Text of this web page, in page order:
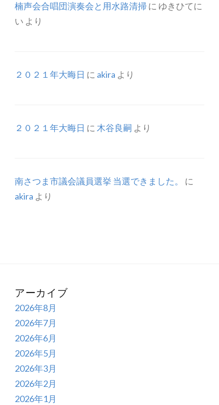
楠声会合唱団演奏会と用水路清掃 に ゆきひてに
い より
２０２１年大晦日 に akira より
２０２１年大晦日 に木谷良嗣 より
南さつま市議会議員選挙 当選できました。
に
akira より
アーカイブ
2026年8月
2026年7月
2026年6月
2026年5月
2026年3月
2026年2月
2026年1月